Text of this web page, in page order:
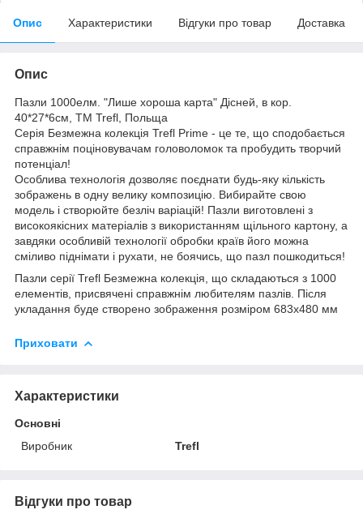
Опис Характеристики Відгуки про товар Доставка
Опис
Пазли 1000елм. "Лише хороша карта" Дісней, в кор.
40*27*6см, ТМ Trefl, Польща
Серія Безмежна колекція Trefl Prime - це те, що сподобається
справжнім поціновувачам головоломок та пробудить творчий
потенціал!
Особлива технологія дозволяє поєднати будь-яку кількість
зображень в одну велику композицію. Вибирайте свою
модель і створюйте безліч варіацій! Пазли виготовлені з
високоякісних матеріалів з використанням щільного картону, а
завдяки особливій технології обробки країв його можна
сміливо піднімати і рухати, не боячись, що пазл пошкодиться!
Пазли серії Trefl Безмежна колекція, що складаються з 1000
елементів, присвячені справжнім любителям пазлів. Після
укладання буде створено зображення розміром 683х480 мм
Приховати
Характеристики
Основні
Виробник
Trefl
Відгуки про товар